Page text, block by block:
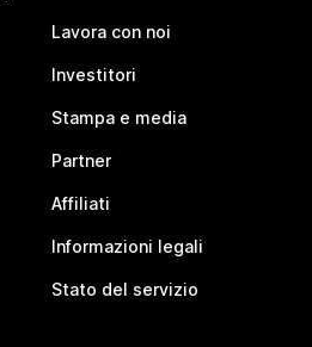
Lavora con noi
Investitori
Stampa e media
Partner
Affiliati
Informazioni legali
Stato del servizio